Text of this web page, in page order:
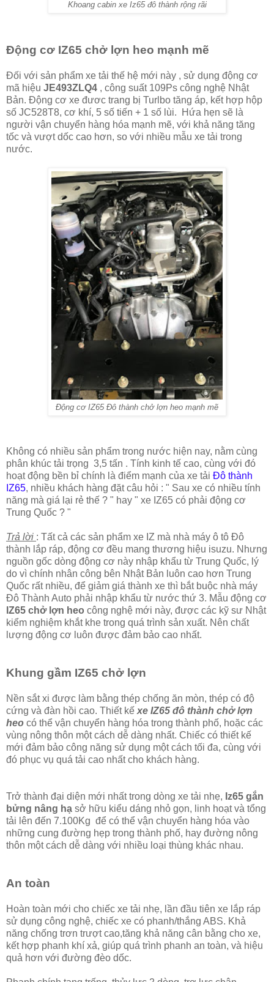
Khoang cabin xe Iz65 đô thành rộng rãi
Động cơ IZ65 chở lợn heo mạnh mẽ
Đối với sản phẩm xe tải thế hệ mới này , sử dụng động cơ
mã hiệu JE493ZLQ4 , công suất 109Ps công nghệ Nhật
Bản. Động cơ xe đươc trang bị Turlbo tăng áp, kết hợp hộp
số JC528T8, cơ khí, 5 số tiến + 1 số lùi. Hứa hẹn sẽ là
người vận chuyển hàng hóa mạnh mẽ, với khả năng tăng
tốc và vượt dốc cao hơn, so với nhiều mẫu xe tải trong
nước.
Động cơ IZ65 Đô thành chở lợn heo mạnh mẽ
Không có nhiều sản phẩm trong nước hiện nay, nằm cùng
phân khúc tải trọng 3,5 tấn . Tính kinh tế cao, cùng với đó
hoạt động bền bỉ chính là điểm mạnh của xe tải Đô thành
IZ65, nhiều khách hàng đặt câu hỏi : " Sau xe có nhiều tính
năng mà giá lại rẻ thế ? " hay " xe IZ65 có phải động cơ
Trung Quốc ? "
Trả lời : Tất cả các sản phẩm xe IZ mà nhà máy ô tô Đô
thành lắp ráp, động cơ đều mang thương hiệu isuzu. Nhưng
nguồn gốc dòng động cơ này nhập khẩu từ Trung Quốc, lý
do vì chính nhân công bên Nhật Bản luôn cao hơn Trung
Quốc rất nhiều, để giảm giá thành xe thì bắt buộc nhà máy
Đô Thành Auto phải nhập khẩu từ nước thứ 3. Mẫu động cơ
IZ65 chở lợn heo công nghệ mới này, được các kỹ sư Nhật
kiểm nghiệm khắt khe trong quá trình sản xuất. Nên chất
lượng động cơ luôn được đảm bảo cao nhất.
Khung gầm IZ65 chở lợn
Nền sắt xi được làm bằng thép chống ăn mòn, thép có độ
cứng và đàn hồi cao. Thiết kế xe IZ65 đô thành chở lợn
heo có thể vận chuyển hàng hóa trong thành phố, hoặc các
vùng nông thôn một cách dễ dàng nhất. Chiếc có thiết kế
mới đảm bảo công năng sử dụng một cách tối đa, cùng với
đó phục vụ quá tải cao nhất cho khách hàng.
Trở thành đại diện mới nhất trong dòng xe tải nhẹ, Iz65 gắn
bửng nâng hạ sở hữu kiểu dáng nhỏ gọn, linh hoạt và tổng
tải lên đến 7.100Kg để có thể vận chuyển hàng hóa vào
những cung đường hẹp trong thành phố, hay đường nông
thôn một cách dễ dàng với nhiều loại thùng khác nhau.
An toàn
Hoàn toàn mới cho chiếc xe tải nhẹ, lần đầu tiên xe lắp ráp
sử dụng công nghệ, chiếc xe có phanh/thắng ABS. Khả
năng chống trơn trượt cao,tăng khả năng cân bằng cho xe,
kết hợp phanh khí xả, giúp quá trình phanh an toàn, và hiệu
quả hơn với đường đèo dốc.